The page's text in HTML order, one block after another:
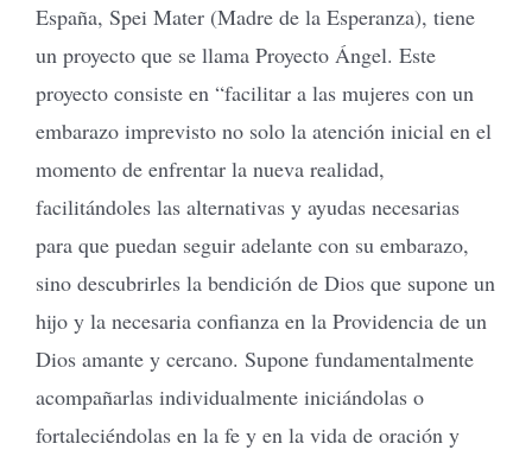
Cómo Donar
España, Spei Mater (Madre de la Esperanza), tiene
un proyecto que se llama Proyecto Ángel. Este
proyecto consiste en “facilitar a las mujeres con un
embarazo imprevisto no solo la atención inicial en el
momento de enfrentar la nueva realidad,
facilitándoles las alternativas y ayudas necesarias
para que puedan seguir adelante con su embarazo,
sino descubrirles la bendición de Dios que supone un
hijo y la necesaria confianza en la Providencia de un
Dios amante y cercano. Supone fundamentalmente
acompañarlas individualmente iniciándolas o
fortaleciéndolas en la fe y en la vida de oración y